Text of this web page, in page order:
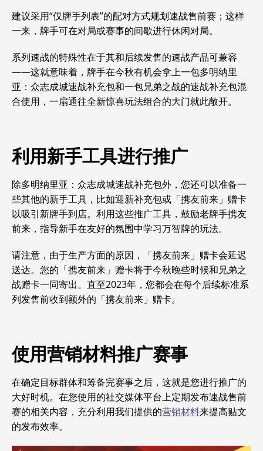
建议采用“仅牌手列表”的配对方式规划速战售前赛；这样
一来，牌手可在对局或赛事的间歇进行休闲对局。
系列速战的特殊性在于其和后续发售的速战产品可兼容
——这就意味着，牌手在今秋有机会拿上一包多明纳里
亚：众志成城速战补充包和一包兄弟之战的速战补充包混
合使用，一扇通往全新惊喜玩法组合的大门就此敞开。
利用新手工具进行推广
除多明纳里亚：众志成城速战补充包外，您还可以准备一
些其他的新手工具，比如迎新补充包或「携友前来」赠卡
以吸引新牌手到店。 利用这些推广工具，鼓励老牌手携友
前来，指导新手在友好的氛围中学习万智牌的玩法。
请注意，由于生产方面的原因，「携友前来」赠卡会延迟
送达。 您的「携友前来」赠卡将于今秋晚些时候和兄弟之
战赠卡一同寄出。直至2023年，您都会在每个后续标准系
列发售前收到额外的「携友前来」赠卡。
使用营销材料推广赛事
在确定目标群体和筹备完赛事之后，这就是您进行推广的
大好时机。 在您使用的社交媒体平台上定期发布速战售前
赛的相关内容，充分利用我们提供的营销材料来提高贴文
的发布效率。